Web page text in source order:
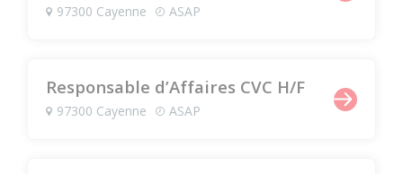
97300 Cayenne ASAP
Responsable d’Affaires CVC H/F
97300 Cayenne ASAP